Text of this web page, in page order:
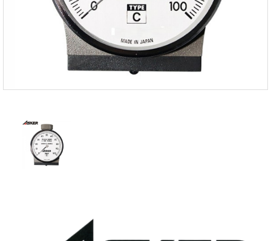
ENGLO
Global Water(GWI)
GREISINGER
HEIDON